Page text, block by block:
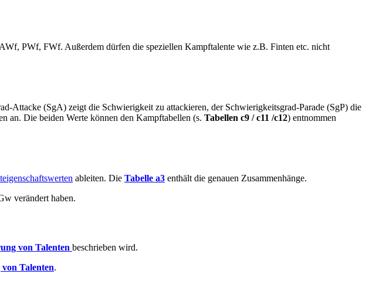
PWf, FWf. Außerdem dürfen die speziellen Kampftalente wie z.B. Finten etc. nicht
Attacke (SgA) zeigt die Schwierigkeit zu attackieren, der Schwierig­keits­grad-Parade (SgP) die
an. Die beiden Werte können den Kampftabellen (s. Tabel­len c9 / c11 /c12) entnommen
ableiten. Die Tabelle a3 enthält die genauen Zusammenhänge.
verändert haben.
von Talenten beschrieben wird.
von Talenten.